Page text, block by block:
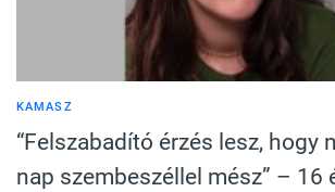
KAMASZ
“Felszabadító érzés lesz, hogy
nap szembeszéllel mész” – 16